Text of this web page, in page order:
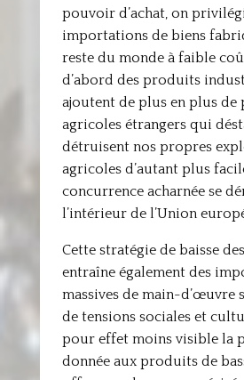
pouvoir d’achat, on
importations de biens
reste du monde à faible
d’abord des produits
ajoutent de plus en plus
agricoles étrangers qui
détruisent nos propres
agricoles d’autant plus
concurrence acharnée se
l’intérieur de l’Union
Cette stratégie de baisse
entraîne également des
massives de main-d’œuvre
de tensions sociales et
pour effet moins visible la
donnée aux produits de